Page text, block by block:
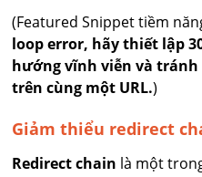
(Featured Snippet tiềm
loop error, hãy thiết lập
hướng vĩnh viễn và
trên cùng một URL.)
Giảm thiểu redirect
Redirect chain là một